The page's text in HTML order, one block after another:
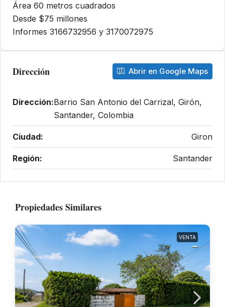
Área 60 metros cuadrados
Desde $75 millones
Informes 3166732956 y 3170072975
Dirección Abrir en Google Maps
Dirección:Barrio San Antonio del Carrizal, Girón,
Santander, Colombia
Ciudad: Giron
Región: Santander
Propiedades Similares
VENTA